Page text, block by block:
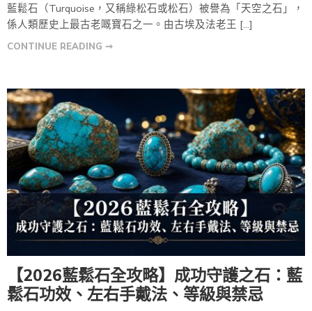
藍鬆石（Turquoise，又稱綠松石或松石）被譽為「天空之石」，
係人類歷史上最古老嘅寶石之一。由古埃及法老王 […]
CONTINUE READING ➞
【2026藍鬆石全攻略】成功守護之石：藍
鬆石功效、左右手戴法、等級與禁忌